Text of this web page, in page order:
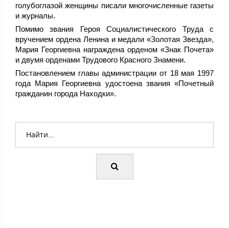
голубоглазой женщины писали многочисленные газеты
и журналы.
Помимо звания Героя Социалистического Труда с
вручением ордена Ленина и медали «Золотая Звезда»,
Мария Георгиевна награждена орденом «Знак Почета»
и двумя орденами Трудового Красного Знамени.
Постановлением главы администрации от 18 мая 1997
года Мария Георгиевна удостоена звания «Почетный
гражданин города Находки».